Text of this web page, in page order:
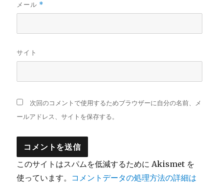
メール *
サイト
次回のコメントで使用するためブラウザーに自分の名前、メ
ールアドレス、サイトを保存する。
このサイトはスパムを低減するために Akismet を
使っています。 コメントデータの処理方法の詳細は